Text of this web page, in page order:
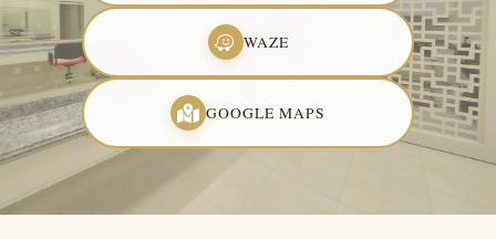
WAZE
GOOGLE MAPS